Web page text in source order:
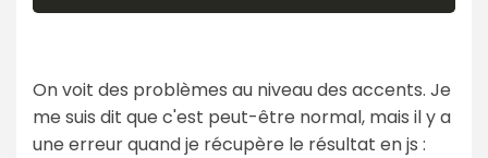
On voit des problèmes au niveau des accents. Je
me suis dit que c'est peut-être normal, mais il y a
une erreur quand je récupère le résultat en js :